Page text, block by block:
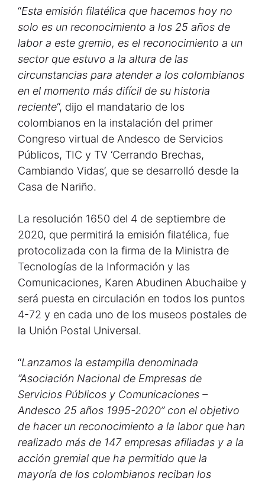
“Esta emisión filatélica que hacemos hoy no
solo es un reconocimiento a los 25 años de
labor a este gremio, es el reconocimiento a un
sector que estuvo a la altura de las
circunstancias para atender a los colombianos
en el momento más difícil de su historia
reciente“, dijo el mandatario de los
colombianos en la instalación del primer
Congreso virtual de Andesco de Servicios
Públicos, TIC y TV ‘Cerrando Brechas,
Cambiando Vidas’, que se desarrolló desde la
Casa de Nariño.
La resolución 1650 del 4 de septiembre de
2020, que permitirá la emisión filatélica, fue
protocolizada con la firma de la Ministra de
Tecnologías de la Información y las
Comunicaciones, Karen Abudinen Abuchaibe y
será puesta en circulación en todos los puntos
4-72 y en cada uno de los museos postales de
la Unión Postal Universal.
“Lanzamos la estampilla denominada
“Asociación Nacional de Empresas de
Servicios Públicos y Comunicaciones –
Andesco 25 años 1995-2020” con el objetivo
de hacer un reconocimiento a la labor que han
realizado más de 147 empresas afiliadas y a la
acción gremial que ha permitido que la
mayoría de los colombianos reciban los